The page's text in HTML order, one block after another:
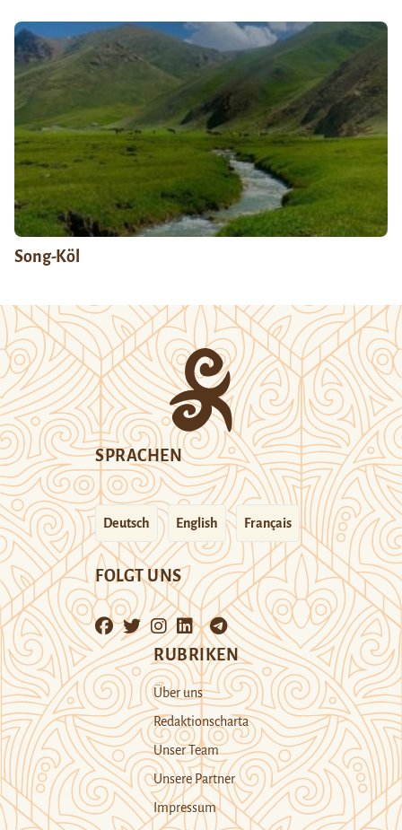
Song-Köl
SPRACHEN
Deutsch English Français
FOLGT UNS
RUBRIKEN
Über uns
Redaktionscharta
Unser Team
Unsere Partner
Impressum